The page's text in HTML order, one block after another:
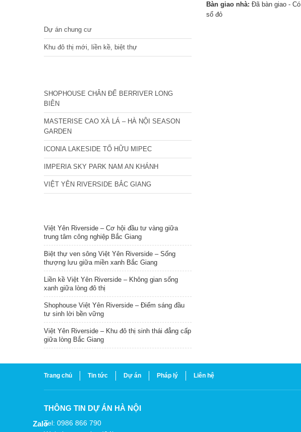
Bàn giao nhà: Đã bàn giao - Có
sổ đỏ
Dự án chung cư
Khu đô thị mới, liền kề, biệt thự
SHOPHOUSE CHÂN ĐẾ BERRIVER LONG
BIÊN
MASTERISE CAO XÀ LÁ – HÀ NỘI SEASON
GARDEN
ICONIA LAKESIDE TỐ HỮU MIPEC
IMPERIA SKY PARK NAM AN KHÁNH
VIỆT YÊN RIVERSIDE BẮC GIANG
Việt Yên Riverside – Cơ hội đầu tư vàng giữa
trung tâm công nghiệp Bắc Giang
Biệt thự ven sông Việt Yên Riverside – Sống
thượng lưu giữa miền xanh Bắc Giang
Liền kề Việt Yên Riverside – Không gian sống
xanh giữa lòng đô thị
Shophouse Việt Yên Riverside – Điểm sáng đầu
tư sinh lời bền vững
Việt Yên Riverside – Khu đô thị sinh thái đẳng cấp
giữa lòng Bắc Giang
Trang chủ Tin tức Dự án Pháp lý Liên hệ
THÔNG TIN DỰ ÁN HÀ NỘI
Tel: 0986 866 790
Zalo